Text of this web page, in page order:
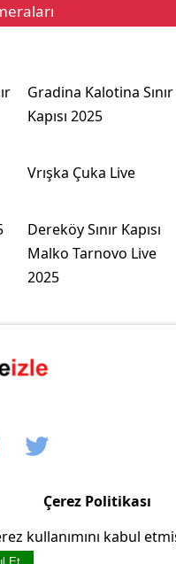
Gradina Kalotina Sınır
Kapısı 2025
Vrışka Çuka Live
Dereköy Sınır Kapısı
Malko Tarnovo Live
2025
Çerez Politikası
kullanımını kabul